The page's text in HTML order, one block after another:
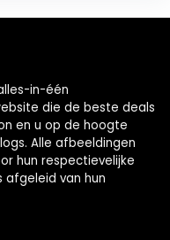
in-één
die de beste deals
en u op de hoogte
Alle afbeeldingen
hun respectievelijke
afgeleid van hun